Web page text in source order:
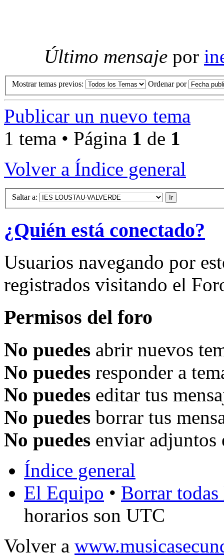
Último mensaje por
Mostrar temas previos: Ordenar por
Publicar un nuevo tema
1 tema • Página 1 de 1
Volver a Índice general
Saltar a:
¿Quién está conectado?
Usuarios navegando por
registrados visitando el
Permisos del foro
No puedes abrir nuevos
No puedes responder a
No puedes editar tus
No puedes borrar tus
No puedes enviar adjuntos
Índice general
El Equipo • Borrar
horarios son UTC
Volver a